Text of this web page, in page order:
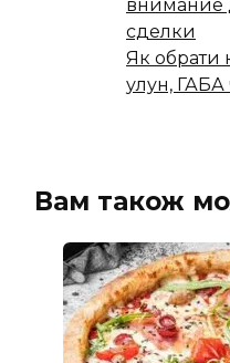
внимание
сделки
Як обрати
улун,
Вам також